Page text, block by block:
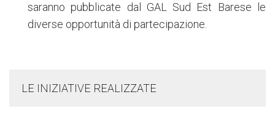
saranno pubblicate dal GAL Sud Est Barese le
diverse opportunità di partecipazione.
LE INIZIATIVE REALIZZATE